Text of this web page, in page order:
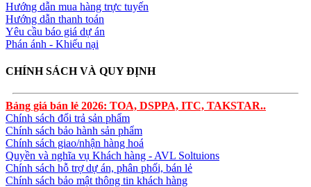
Hướng dẫn mua hàng trực tuyến
Hướng dẫn thanh toán
Yêu cầu báo giá dự án
Phán ánh - Khiếu nại
CHÍNH SÁCH VÀ QUY ĐỊNH
Bảng giá bán lẻ 2026: TOA, DSPPA, ITC, TAKSTAR..
Chính sách đổi trả sản phẩm
Chính sách bảo hành sản phẩm
Chính sách giao/nhận hàng hoá
Quyền và nghĩa vụ Khách hàng - AVL Soltuions
Chính sách hỗ trợ dự án, phân phối, bán lẻ
Chính sách bảo mật thông tin khách hàng